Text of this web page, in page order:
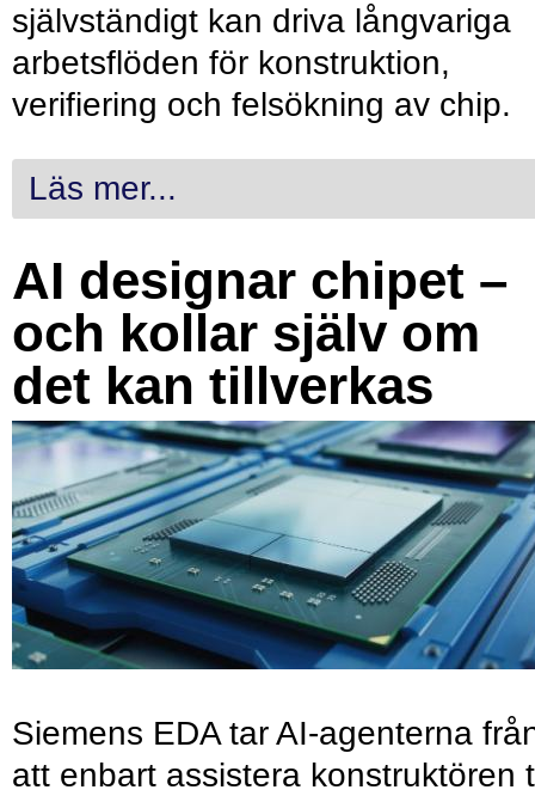
självständigt kan driva långvariga
arbetsflöden för konstruktion,
verifiering och felsökning av chip.
Läs mer...
AI designar chipet –
och kollar själv om
det kan tillverkas
Siemens EDA tar AI-agenterna
att enbart assistera konstruktören